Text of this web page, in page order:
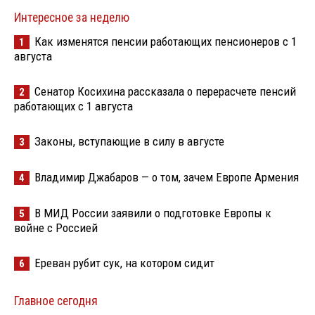
Интересное за неделю
1
Как изменятся пенсии работающих пенсионеров с 1
августа
2
Сенатор Косихина рассказала о перерасчете пенсий
работающих с 1 августа
3 Законы, вступающие в силу в августе
4 Владимир Джабаров — о том, зачем Европе Армения
5
В МИД России заявили о подготовке Европы к
войне с Россией
6 Ереван рубит сук, на котором сидит
Главное сегодня